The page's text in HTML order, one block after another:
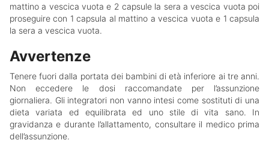
mattino a vescica vuota e 2 capsule la sera a vescica vuota poi
proseguire con 1 capsula al mattino a vescica vuota e 1 capsula
la sera a vescica vuota.
Avvertenze
Tenere fuori dalla portata dei bambini di età inferiore ai tre anni.
Non eccedere le dosi raccomandate per l’assunzione
giornaliera. Gli integratori non vanno intesi come sostituti di una
dieta variata ed equilibrata ed uno stile di vita sano. In
gravidanza e durante l’allattamento, consultare il medico prima
dell’assunzione.